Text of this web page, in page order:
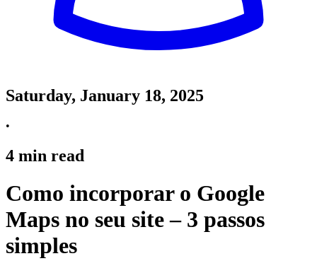
Saturday, January 18, 2025
•
4 min read
Como incorporar o Google
Maps no seu site – 3 passos
simples